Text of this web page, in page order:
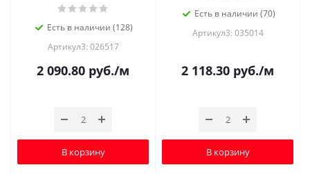
Есть в наличии (128)
Артикул3: 026517
2 090.80 руб./м
В корзину
Есть в наличии (70)
Артикул3: 035014
2 118.30 руб./м
В корзину